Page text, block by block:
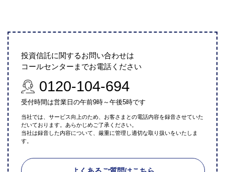
投資信託に関するお問い合わせは
コールセンターまでお電話ください
0120-104-694
受付時間は営業日の午前9時～午後5時です
当社では、サービス向上のため、お客さまとの電話内容を録音させていた
だいております。あらかじめご了承ください。
当社は録音した内容について、厳重に管理し適切な取り扱いをいたしま
す。